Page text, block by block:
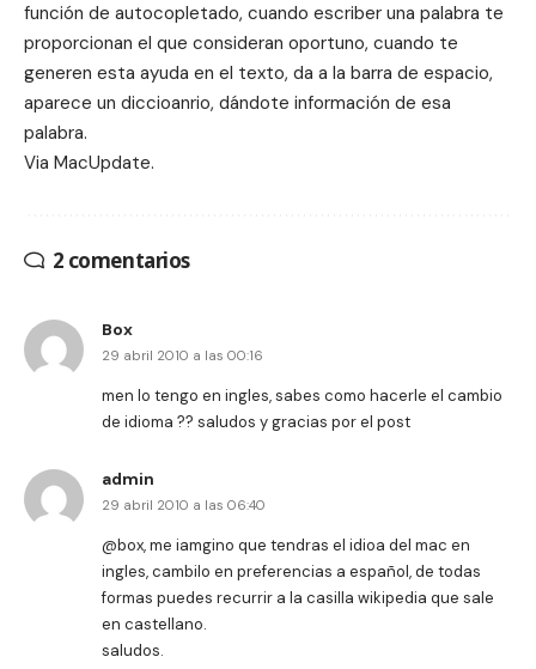
función de autocopletado, cuando escriber una palabra te
proporcionan el que consideran oportuno, cuando te
generen esta ayuda en el texto, da a la barra de espacio,
aparece un diccioanrio, dándote información de esa
palabra.
Via MacUpdate.
2 comentarios
Box
29 abril 2010 a las 00:16
men lo tengo en ingles, sabes como hacerle el cambio
de idioma ?? saludos y gracias por el post
admin
29 abril 2010 a las 06:40
@box, me iamgino que tendras el idioa del mac en
ingles, cambilo en preferencias a español, de todas
formas puedes recurrir a la casilla wikipedia que sale
en castellano.
saludos.